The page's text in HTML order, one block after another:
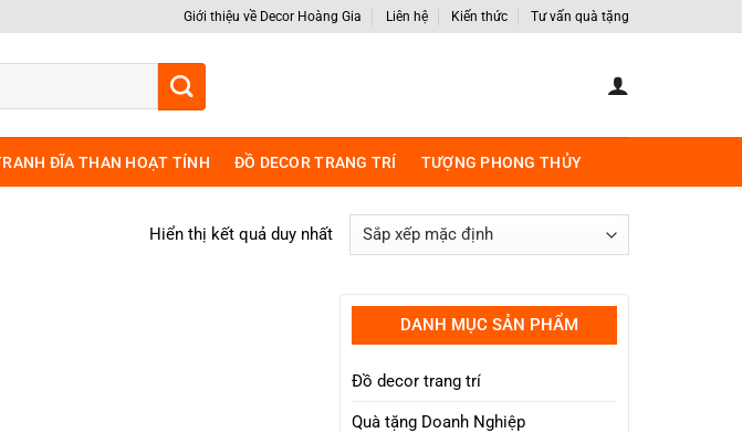
Giới thiệu về Decor Hoàng Gia Liên hệ Kiến thức Tư vấn quà tặng
ĐĨA THAN HOẠT TÍNH ĐỒ DECOR TRANG TRÍ TƯỢNG PHONG THỦY
Hiển thị kết quả duy nhất
DANH MỤC SẢN PHẨM
Đồ decor trang trí
Quà tặng Doanh Nghiệp